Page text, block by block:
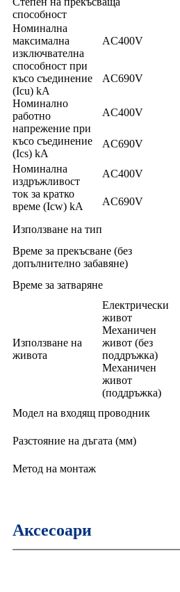
способност
Номинална
максимална
изключвателна
способност при
късо съединение
(Icu) kA
AC400V
AC690V
Номинално
работно
напрежение при
късо съединение
(Ics) kA
AC400V
AC690V
Номинална
издръжливост
ток за кратко
време (Icw) kA
AC400V
AC690V
Използване на тип
Време за прекъсване (без
допълнително забавяне)
Време за затваряне
Използване на
живота
Електрически
живот
Механичен
живот (без
поддръжка)
Механичен
живот
(поддръжка)
Модел на входящ проводник
Разстояние на дъгата (мм)
Метод на монтаж
Аксесоари